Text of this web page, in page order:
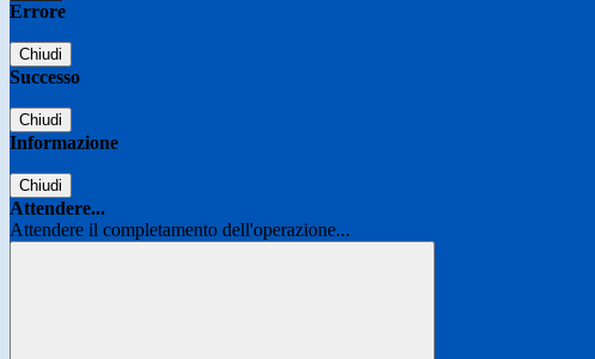
Errore
Chiudi
Successo
Chiudi
Informazione
Chiudi
Attendere...
Attendere il completamento dell'operazione...